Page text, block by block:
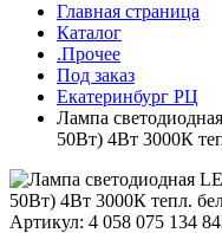
Главная страница
Каталог
.Прочее
Под заказ
Екатеринбург РЦ
Лампа
50Вт) 4Вт 3000К
Артикул: 4 058 075 134